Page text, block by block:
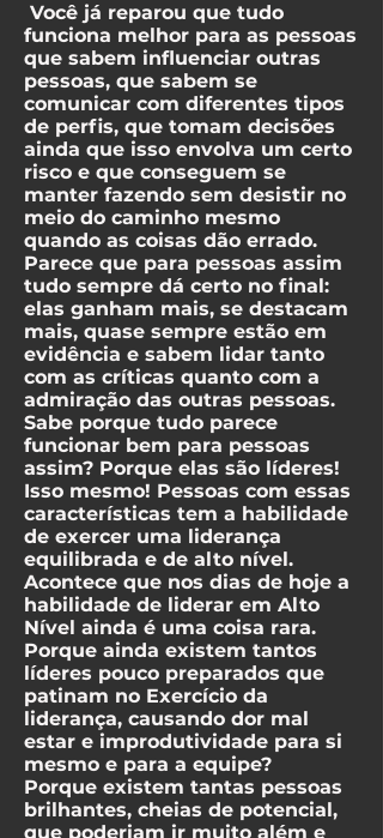
Você já reparou que tudo
funciona melhor para as pessoas
que sabem influenciar outras
pessoas, que sabem se
comunicar com diferentes tipos
de perfis, que tomam decisões
ainda que isso envolva um certo
risco e que conseguem se
manter fazendo sem desistir no
meio do caminho mesmo
quando as coisas dão errado.
Parece que para pessoas assim
tudo sempre dá certo no final:
elas ganham mais, se destacam
mais, quase sempre estão em
evidência e sabem lidar tanto
com as críticas quanto com a
admiração das outras pessoas.
Sabe porque tudo parece
funcionar bem para pessoas
assim? Porque elas são líderes!
Isso mesmo! Pessoas com essas
características tem a habilidade
de exercer uma liderança
equilibrada e de alto nível.
Acontece que nos dias de hoje a
habilidade de liderar em Alto
Nível ainda é uma coisa rara.
Porque ainda existem tantos
líderes pouco preparados que
patinam no Exercício da
liderança, causando dor mal
estar e improdutividade para si
mesmo e para a equipe?
Porque existem tantas pessoas
brilhantes, cheias de potencial,
que poderiam ir muito além e